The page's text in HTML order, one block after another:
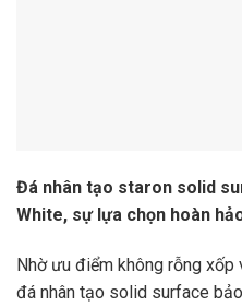
Đá nhân tạo staron solid
White, sự lựa chọn hoàn
Nhờ ưu điểm không rỗng
đá nhân tạo solid surface